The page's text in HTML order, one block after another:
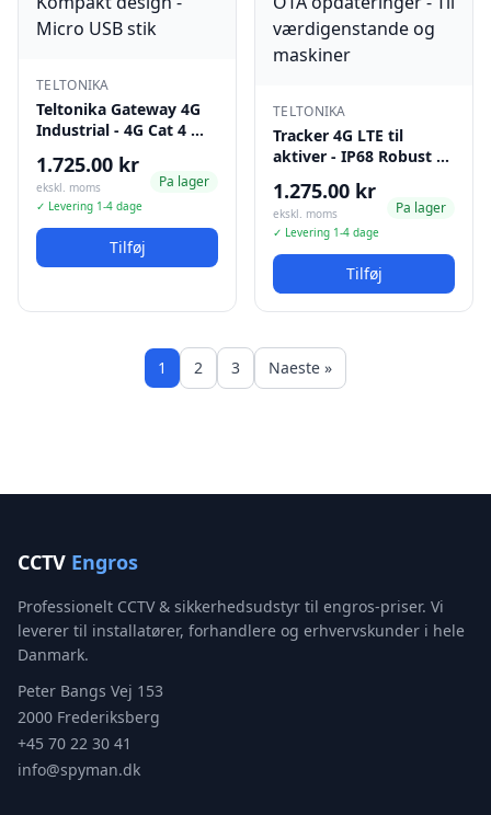
TELTONIKA
Teltonika Gateway 4G
Industrial - 4G Cat 4 …
1.725.00 kr
ekskl. moms
✓ Levering 1-4 dage
Pa lager
Tilføj
TELTONIKA
Tracker 4G LTE til
aktiver - IP68 Robust …
1.275.00 kr
ekskl. moms
✓ Levering 1-4 dage
Pa lager
Tilføj
1 2 3 Naeste »
CCTV Engros
Professionelt CCTV & sikkerhedsudstyr til engros-priser. Vi
leverer til installatører, forhandlere og erhvervskunder i hele
Danmark.
Peter Bangs Vej 153
2000 Frederiksberg
+45 70 22 30 41
info@spyman.dk